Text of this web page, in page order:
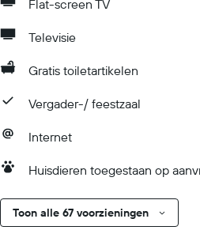
Flat-screen TV
Televisie
Gratis toiletartikelen
Vergader-/ feestzaal
Internet
Huisdieren toegestaan op
Toon alle 67 voorzieningen